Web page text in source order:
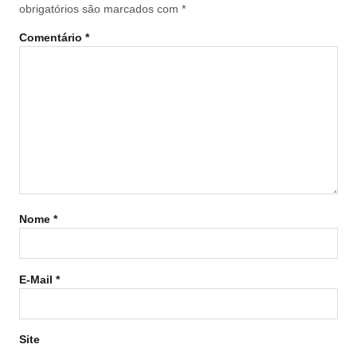
obrigatórios são marcados com *
Comentário *
Nome *
E-Mail *
Site